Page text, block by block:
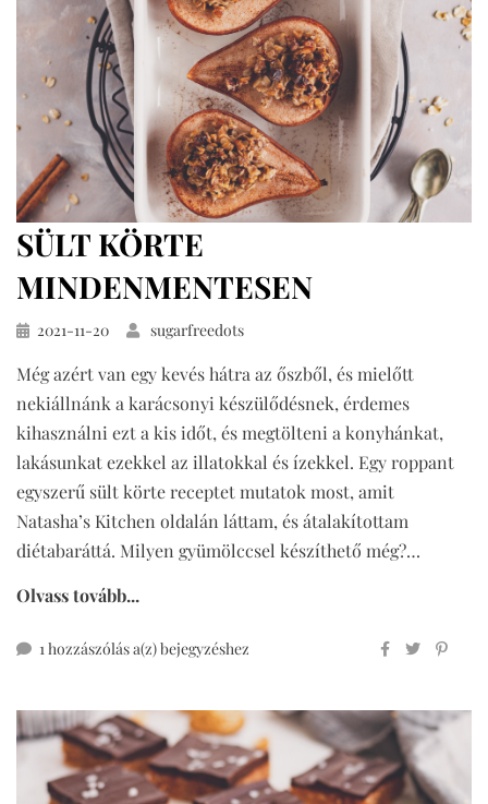
SÜLT KÖRTE
MINDENMENTESEN
Közzétéve
2021-11-20 sugarfreedots
Még azért van egy kevés hátra az őszből, és mielőtt
nekiállnánk a karácsonyi készülődésnek, érdemes
kihasználni ezt a kis időt, és megtölteni a konyhánkat,
lakásunkat ezekkel az illatokkal és ízekkel. Egy roppant
egyszerű sült körte receptet mutatok most, amit
Natasha’s Kitchen oldalán láttam, és átalakítottam
diétabaráttá. Milyen gyümölccsel készíthető még?…
Olvass tovább...
1 hozzászólás a(z)sült
bejegyzéshez